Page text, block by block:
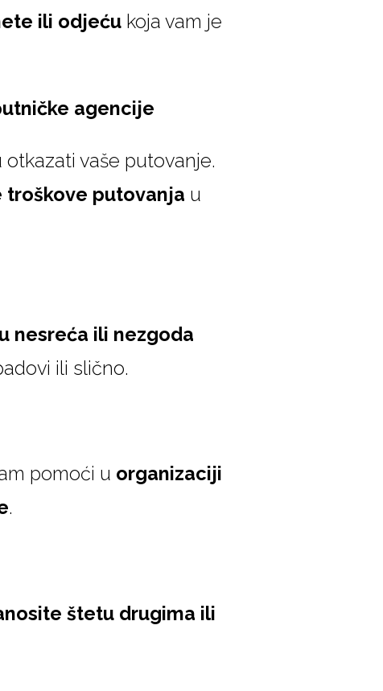
ili odjećukoja vam je
agencije
vaše putovanje.
troškove putovanja u
nesreća ili nezgoda
ili slično.
pomoći u organizaciji
.
štetu drugima ili